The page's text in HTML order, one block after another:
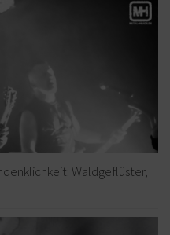
Waldgeflüster,